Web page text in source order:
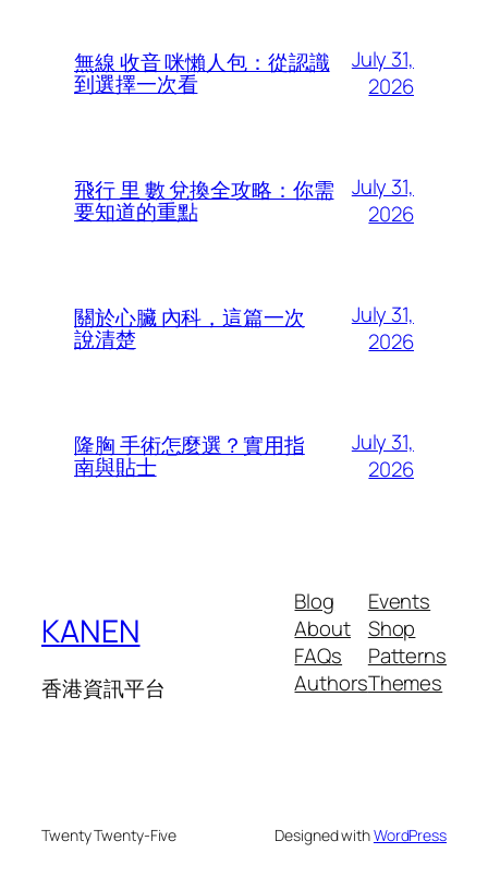
無線 收音 咪懶人包：從認識
到選擇一次看
July 31,
2026
飛行 里 數 兌換全攻略：你需
要知道的重點
July 31,
2026
關於心臟 內科，這篇一次
說清楚
July 31,
2026
隆胸 手術怎麼選？實用指
南與貼士
July 31,
2026
KANEN
香港資訊平台
Blog
About
FAQs
Authors
Events
Shop
Patterns
Themes
Twenty Twenty-Five Designed withWordPress